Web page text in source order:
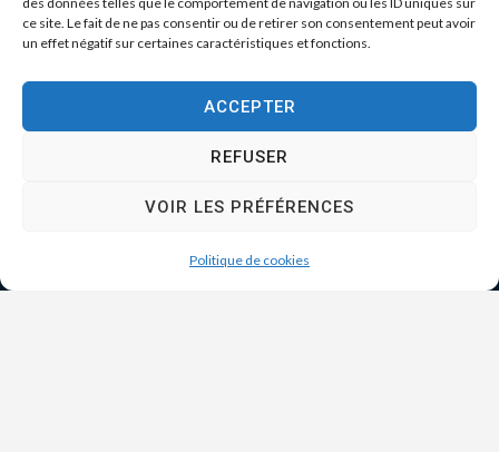
ce site. Le fait de ne pas consentir ou de retirer son consentement peut avoir
un effet négatif sur certaines caractéristiques et fonctions.
ACCEPTER
REFUSER
VOIR LES PRÉFÉRENCES
Politique de cookies